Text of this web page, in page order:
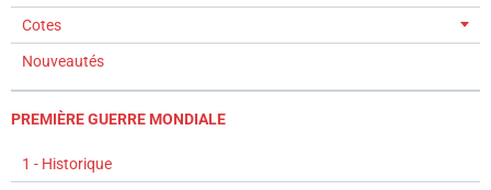
Cotes
Nouveautés
PREMIÈRE GUERRE MONDIALE
1 - Historique